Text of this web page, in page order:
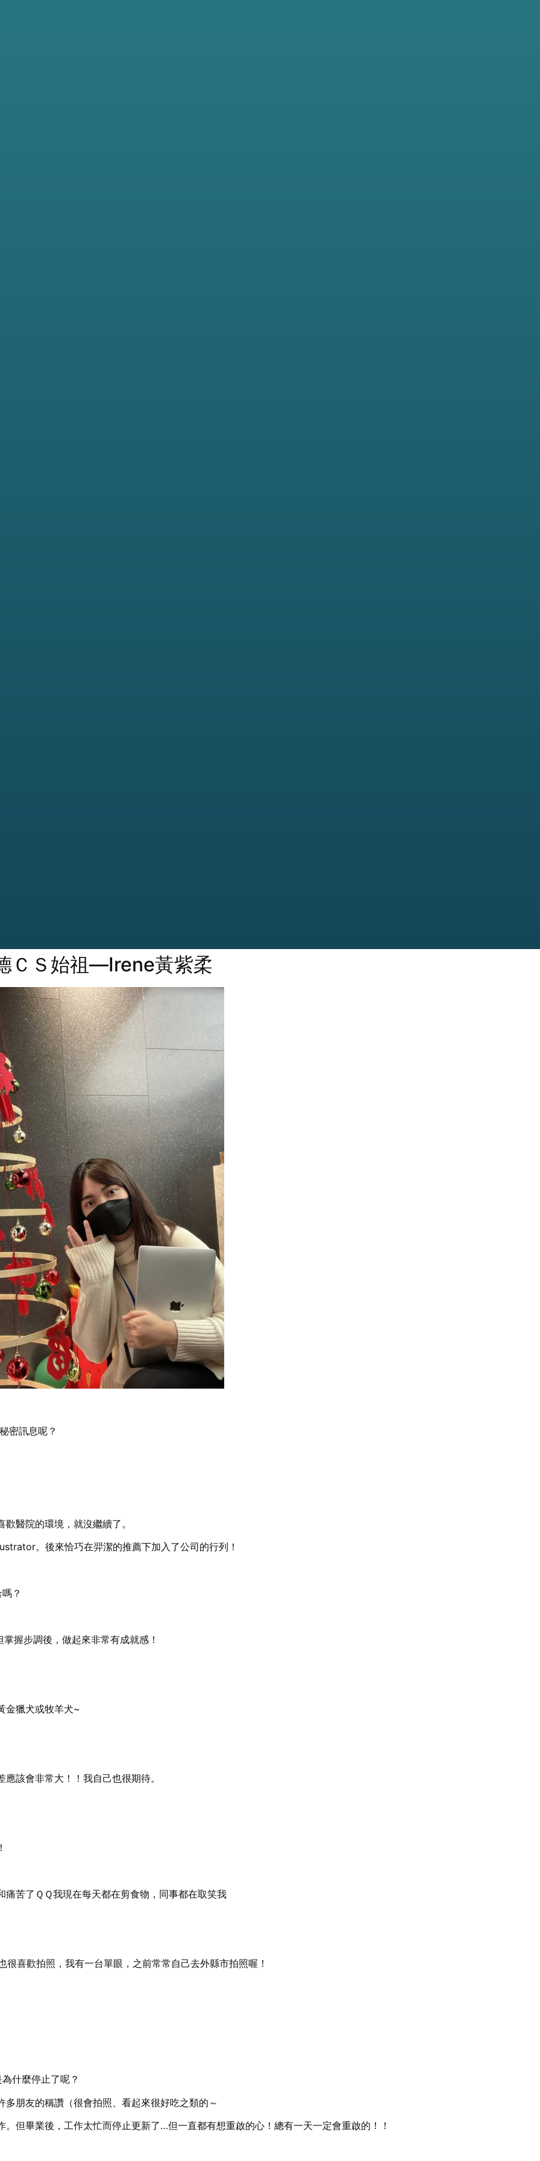
ＣＳ始祖―Irene黃紫柔
密訊息呢？
醫院的環境，就沒繼續了。
。後來恰巧在羿潔的推薦下加入了公司的行列！
？
握步調後，做起來非常有成就感！
金獵犬或牧羊犬~
該會非常大！！我自己也很期待。
苦了ＱＱ我現在每天都在剪食物，同事都在取笑我
喜歡拍照，我有一台單眼，之前常常自己去外縣市拍照喔！
什麼停止了呢？
朋友的稱讚（很會拍照、看起來很好吃之類的～
但畢業後，工作太忙而停止更新了…但一直都有想重啟的心！總有一天一定會重啟的！！